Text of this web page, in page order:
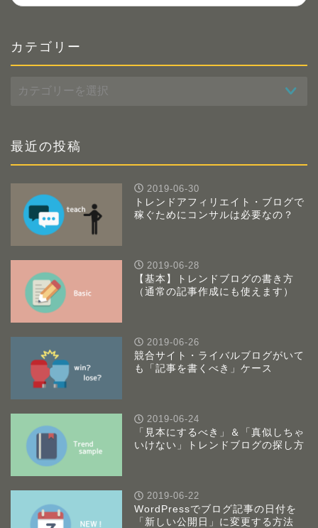
カテゴリー
テ
ー
最近の投稿
2019-06-30
トレンドアフィリエイト・ブログで
稼ぐためにコンサルは必要なの？
2019-06-28
【基本】トレンドブログの書き方
（通常の記事作成にも使えます）
2019-06-26
競合サイト・ライバルブログがいて
も「記事を書くべき」ケース
2019-06-24
「見本にするべき」＆「真似しちゃ
いけない」トレンドブログの探し方
2019-06-22
WordPressでブログ記事の日付を
「新しい公開日」に変更する方法